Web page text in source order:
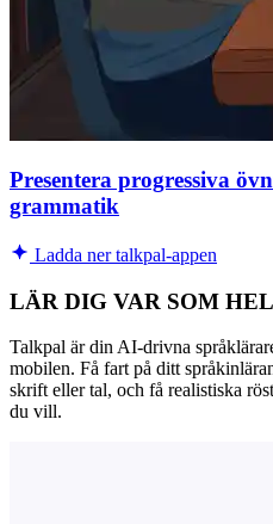
Presentera progressiva
grammatik
Ladda ner talkpal-appen
LÄR DIG VAR SOM
Talkpal är din AI-drivna
mobilen. Få fart på ditt
skrift eller tal, och få realistiska
du vill.